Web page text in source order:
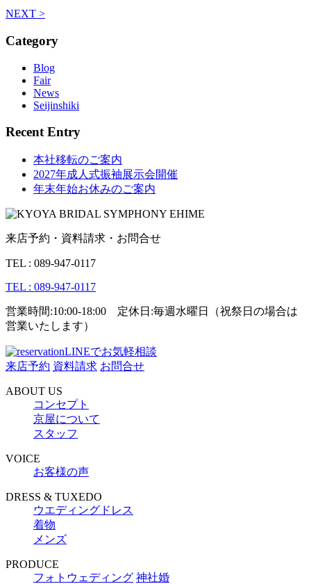
NEXT >
Category
Blog
Fair
News
Seijinshiki
Recent Entry
本社移転のご案内
2027年成人式振袖展示会開催
年末年始お休みのご案内
来店予約・資料請求・お問合せ
TEL : 089-947-0117
TEL : 089-947-0117
営業時間:10:00-18:00 定休日:毎週水曜日（祝祭日の場合は
営業いたします）
LINEでお気軽相談
来店予約 資料請求 お問合せ
ABOUT US
コンセプト
京屋について
スタッフ
VOICE
お客様の声
DRESS & TUXEDO
ウエディングドレス
着物
メンズ
PRODUCE
フォトウェディング 神社婚